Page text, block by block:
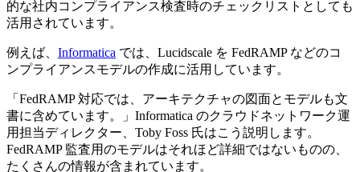
的な社内コンプライアンス検査時のチェックリストとしても
活用されています。
例えば、 Informatica では、Lucidscale を FedRAMP などのコ
ンプライアンスモデルの作成に活用しています。
「FedRAMP 対応では、アーキテクチャの図面とモデルも文
書に含めています。」Informatica のクラウドネットワーク運
用担当ディレクター、Toby Foss 氏はこう説明します。
FedRAMP 監査用のモデルはそれほど詳細ではないものの、
たくさんの情報が含まれています。